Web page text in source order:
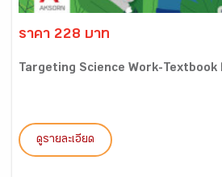
ราคา 228 บาท
Targeting Science Work-Textbook
ดูรายละเอียด